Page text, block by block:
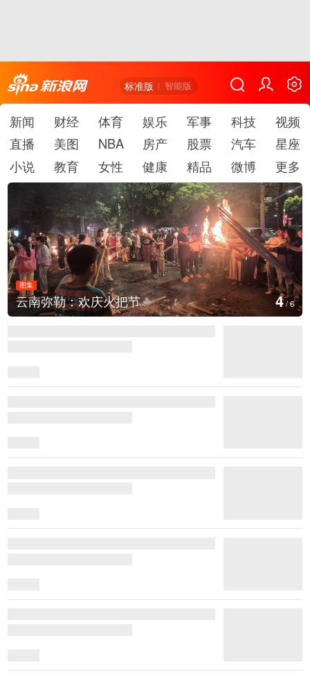
标准版 智能版
新闻 财经 体育 娱乐 军事 科技
视频
直播
美图 NBA 房产 股票 汽车
星座
小说
教育 女性 健康 精品 微博 更多
图集
云南弥勒：欢庆火把节 4/6